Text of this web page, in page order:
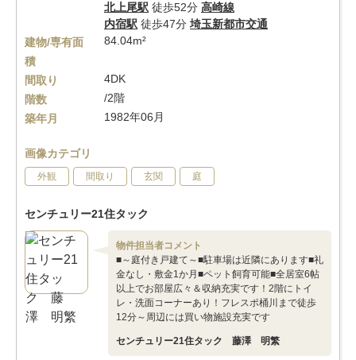
北上尾駅 徒歩52分 高崎線
内宿駅 徒歩47分 埼玉新都市交通
建物/専有面
積
84.04m²
間取り
4DK
階数
/2階
築年月
1982年06月
画像カテゴリ
外観 間取り 玄関 庭
センチュリー21住タック
物件担当者コメント
■～庭付き戸建て～■駐車場は近隣にあります■礼
金なし・敷金1か月■ペット飼育可能■全居室6帖
以上でお部屋広々＆収納充実です！2階にトイ
レ・洗面コーナーあり！フレスポ桶川まで徒歩
12分～周辺には買い物施設充実です
センチュリー21住タック 藤澤 明繁